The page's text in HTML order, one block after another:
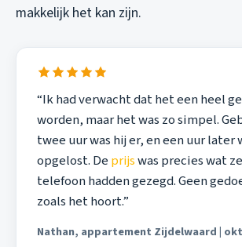
makkelijk het kan zijn.
“Ik had verwacht dat het een heel
worden, maar het was zo simpel.
twee uur was hij er, en een uur later
opgelost. De prijswas precies wat
telefoon hadden gezegd. Geen
zoals het hoort.”
Nathan, appartement Zijdelwaard |